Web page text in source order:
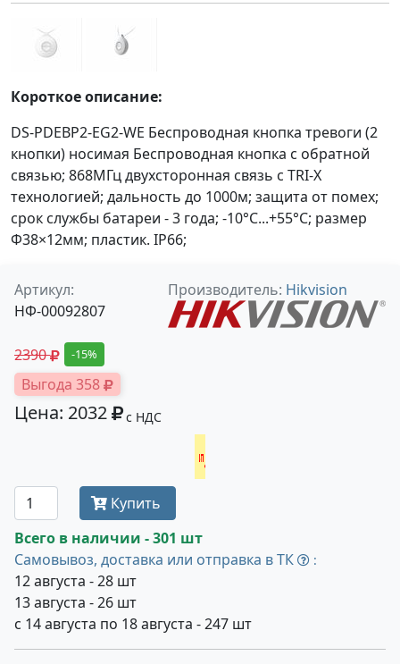
Короткое описание:
DS-PDEBP2-EG2-WE Беспроводная кнопка тревоги (2
кнопки) носимая Беспроводная кнопка с обратной
связью; 868МГц двухсторонная связь с TRI-X
технологией; дальность до 1000м; защита от помех;
срок службы батареи - 3 года; -10°C...+55°C; размер
Ф38×12мм; пластик. IP66;
Артикул:
НФ-00092807
Производитель: Hikvision
2390 -15%
Выгода 358
Цена: 2032 с НДС
Получить оптовую цену
Купить
Всего в наличии - 301 шт
Самовывоз, доставка или отправка в ТК
:
12 августа - 28 шт
13 августа - 26 шт
с 14 августа по 18 августа - 247 шт